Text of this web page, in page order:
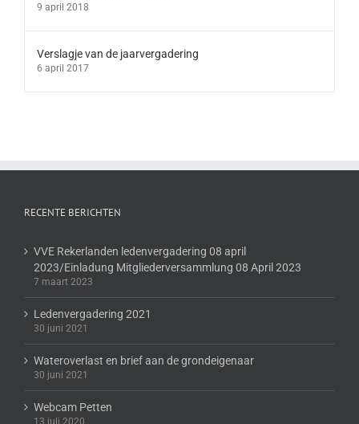
9 april 2018
Verslagje van de jaarvergadering
6 april 2017
RECENTE BERICHTEN
VVE Rekerlanden ledenvergadering 08 april
2023/Einladung Mitgliederversammlung 08 April 2023
7 maart 2023
Ledenvergadering 2021
30 juni 2021
Wateroverlast en brief aan de grondeigenaar
30 juni 2021
Webcam Petten
13 juli 2020